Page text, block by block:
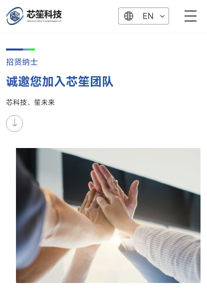
EN
招贤纳士
诚邀您加入芯笙团队
芯科技、笙未来